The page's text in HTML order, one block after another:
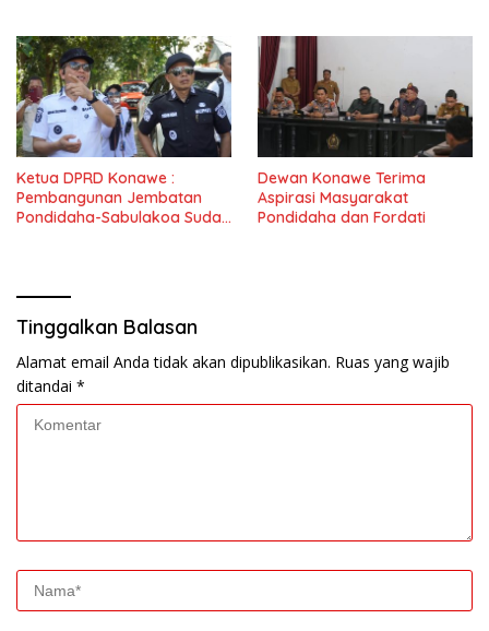
Ketua DPRD Konawe :
Pembangunan Jembatan
Pondidaha-Sabulakoa Sudah
Dewan Konawe Terima
Aspirasi Masyarakat
Pondidaha dan Fordati
Tinggalkan Balasan
Alamat email Anda tidak akan dipublikasikan. Ruas yang wajib
ditandai *